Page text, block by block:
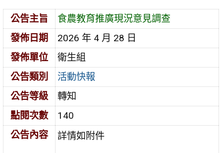
公告主旨
食農教育推廣現況意見調查
發佈日期
2026 年 4 月 28 日
發佈單位
衛生組
公告類別
活動快報
公告等級
轉知
點閱次數
140
公告內容
詳情如附件